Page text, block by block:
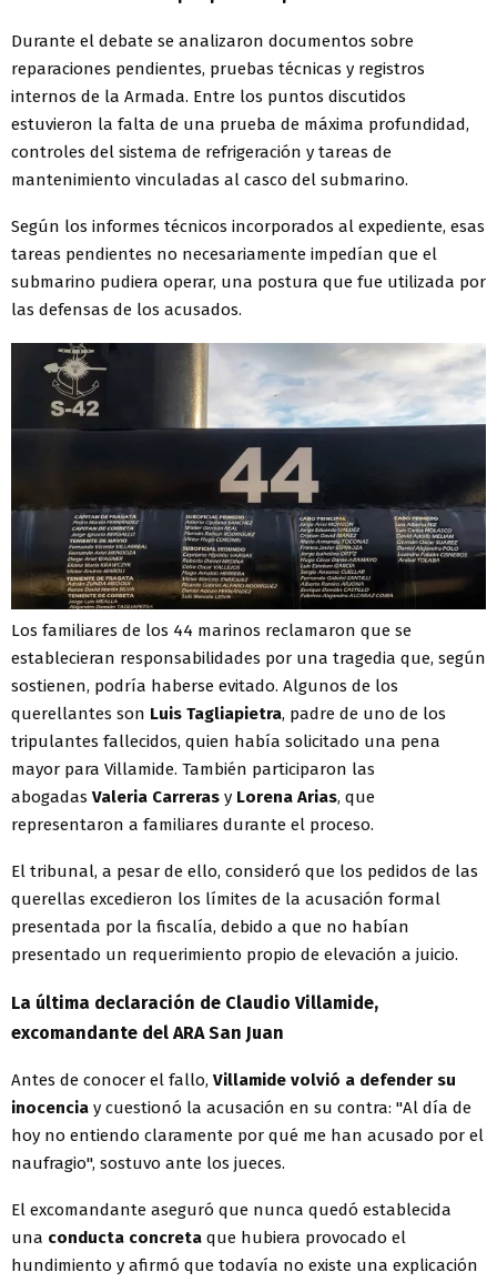
Durante el debate se analizaron documentos sobre
reparaciones pendientes, pruebas técnicas y registros
internos de la Armada. Entre los puntos discutidos
estuvieron la falta de una prueba de máxima profundidad,
controles del sistema de refrigeración y tareas de
mantenimiento vinculadas al casco del submarino.
Según los informes técnicos incorporados al expediente, esas
tareas pendientes no necesariamente impedían que el
submarino pudiera operar, una postura que fue utilizada por
las defensas de los acusados.
Los familiares de los 44 marinos reclamaron que se
establecieran responsabilidades por una tragedia que, según
sostienen, podría haberse evitado. Algunos de los
querellantes son Luis Tagliapietra, padre de uno de los
tripulantes fallecidos, quien había solicitado una pena
mayor para Villamide. También participaron las
abogadas Valeria Carreras y Lorena Arias, que
representaron a familiares durante el proceso.
El tribunal, a pesar de ello, consideró que los pedidos de las
querellas excedieron los límites de la acusación formal
presentada por la fiscalía, debido a que no habían
presentado un requerimiento propio de elevación a juicio.
La última declaración de Claudio Villamide,
excomandante del ARA San Juan
Antes de conocer el fallo, Villamide volvió a defender su
inocencia y cuestionó la acusación en su contra: "Al día de
hoy no entiendo claramente por qué me han acusado por el
naufragio", sostuvo ante los jueces.
El excomandante aseguró que nunca quedó establecida
una conducta concreta que hubiera provocado el
hundimiento y afirmó que todavía no existe una explicación